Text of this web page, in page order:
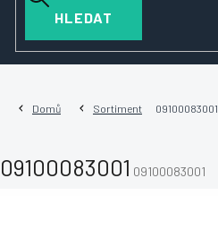
HLEDAT
Domů Sortiment 09100083001
09100083001 09100083001